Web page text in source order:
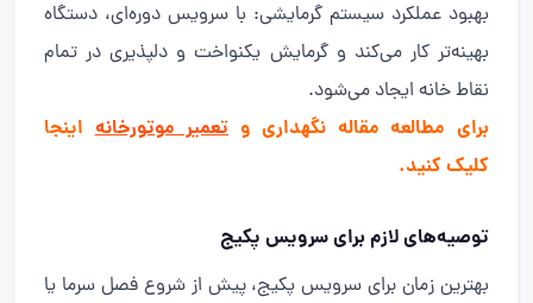
بهبود عملکرد سیستم گرمایشی: با سرویس دوره‌ای، دستگاه
بهینه‌تر کار می‌کند و گرمایش یکنواخت و دلپذیری در تمام
نقاط خانه ایجاد می‌شود.
برای مطالعه مقاله نگهداری وتعمیر موتورخانهاینجا
کلیک کنید.
توصیه‌های لازم برای سرویس پکیج
بهترین زمان برای سرویس پکیج، پیش از شروع فصل سرما یا